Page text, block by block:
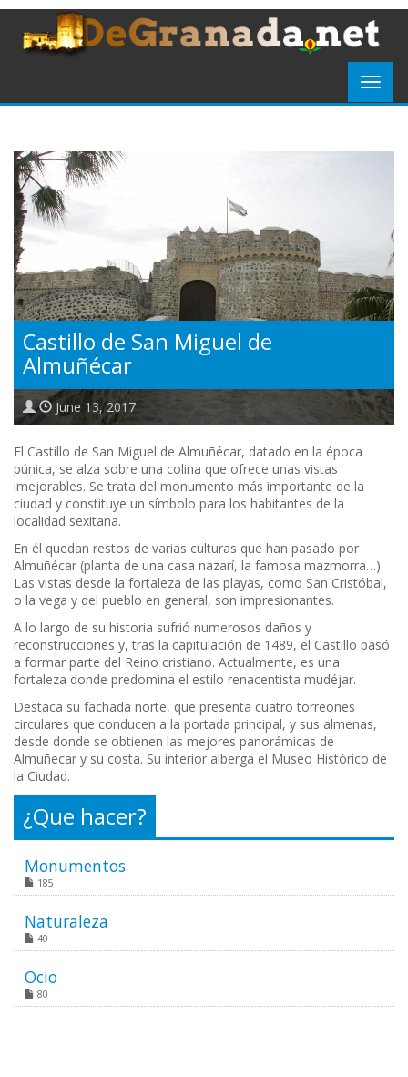
Castillo de San Miguel de
Almuñécar
June 13, 2017
El Castillo de San Miguel de Almuñécar, datado en la época
púnica, se alza sobre una colina que ofrece unas vistas
imejorables. Se trata del monumento más importante de la
ciudad y constituye un símbolo para los habitantes de la
localidad sexitana.
En él quedan restos de varias culturas que han pasado por
Almuñécar (planta de una casa nazarí, la famosa mazmorra…)
Las vistas desde la fortaleza de las playas, como San Cristóbal,
o la vega y del pueblo en general, son impresionantes.
A lo largo de su historia sufrió numerosos daños y
reconstrucciones y, tras la capitulación de 1489, el Castillo pasó
a formar parte del Reino cristiano. Actualmente, es una
fortaleza donde predomina el estilo renacentista mudéjar.
Destaca su fachada norte, que presenta cuatro torreones
circulares que conducen a la portada principal, y sus almenas,
desde donde se obtienen las mejores panorámicas de
Almuñecar y su costa. Su interior alberga el Museo Histórico de
la Ciudad.
¿Que hacer?
Monumentos
185
Naturaleza
40
Ocio
80